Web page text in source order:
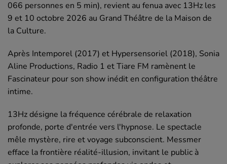
066 personnes en 5 min), revient au fenua avec 13Hz les
9 et 10 octobre 2026 au Grand Théâtre de la Maison de
la Culture.
Après Intemporel (2017) et Hypersensoriel (2018), Sonia
Aline Productions, Radio 1 et Tiare FM ramènent le
Fascinateur pour son show inédit en configuration théâtre
intime.
13Hz désigne la fréquence cérébrale de relaxation
profonde, porte d'entrée vers l'hypnose. Le spectacle
mêle mystère, rire et voyage subconscient. Messmer
efface la frontière réalité-illusion, invitant le public à